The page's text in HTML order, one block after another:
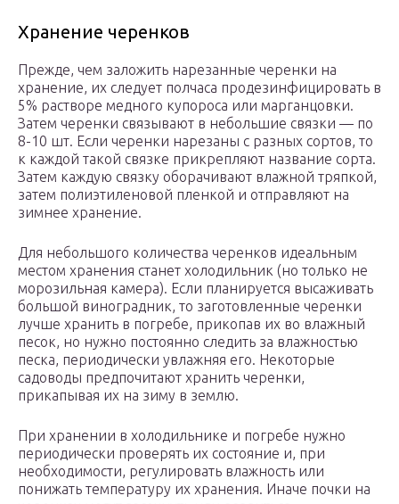
Хранение черенков
Прежде, чем заложить нарезанные черенки на
хранение, их следует полчаса продезинфицировать в
5% растворе медного купороса или марганцовки.
Затем черенки связывают в небольшие связки — по
8-10 шт. Если черенки нарезаны с разных сортов, то
к каждой такой связке прикрепляют название сорта.
Затем каждую связку оборачивают влажной тряпкой,
затем полиэтиленовой пленкой и отправляют на
зимнее хранение.
Для небольшого количества черенков идеальным
местом хранения станет холодильник (но только не
морозильная камера). Если планируется высаживать
большой виноградник, то заготовленные черенки
лучше хранить в погребе, прикопав их во влажный
песок, но нужно постоянно следить за влажностью
песка, периодически увлажняя его. Некоторые
садоводы предпочитают хранить черенки,
прикапывая их на зиму в землю.
При хранении в холодильнике и погребе нужно
периодически проверять их состояние и, при
необходимости, регулировать влажность или
понижать температуру их хранения. Иначе почки на